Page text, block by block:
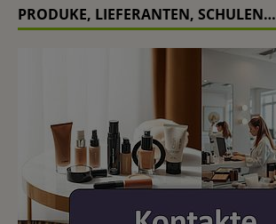
PRODUKE, LIEFERANTEN, SCHULEN…